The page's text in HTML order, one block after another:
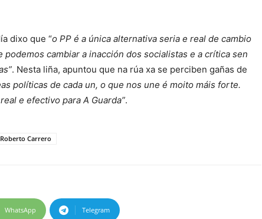
dixo que “o PP é a única alternativa seria e real de cambio
podemos cambiar a inacción dos socialistas e a crítica sen
. Nesta liña, apuntou que na rúa xa se perciben gañas de
políticas de cada un, o que nos une é moito máis forte.
e efectivo para A Guarda”.
Roberto Carrero
WhatsApp Telegram